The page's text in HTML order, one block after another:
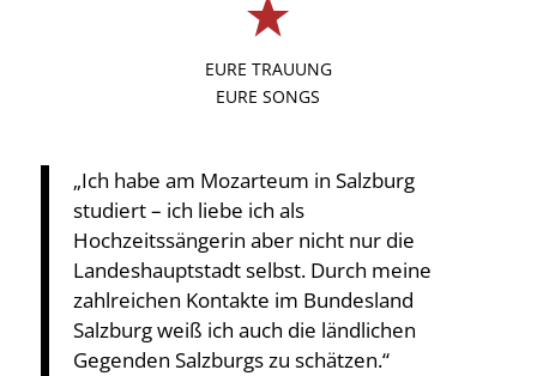
EURE TRAUUNG
EURE SONGS
„Ich habe am Mozarteum in Salzburg
studiert – ich liebe ich als
Hochzeitssängerin aber nicht nur die
Landeshauptstadt selbst. Durch meine
zahlreichen Kontakte im Bundesland
Salzburg weiß ich auch die ländlichen
Gegenden Salzburgs zu schätzen.“